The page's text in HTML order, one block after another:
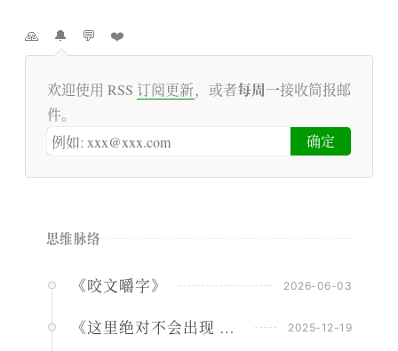
🙏 🔔 💬 ❤️
欢迎使用 RSS 订阅更新，或者每周一接收简报邮
件。
思维脉络
《咬文嚼字》 2026-06-03
《这里绝对不会出现 AI 生成的文章》 2025-12-19